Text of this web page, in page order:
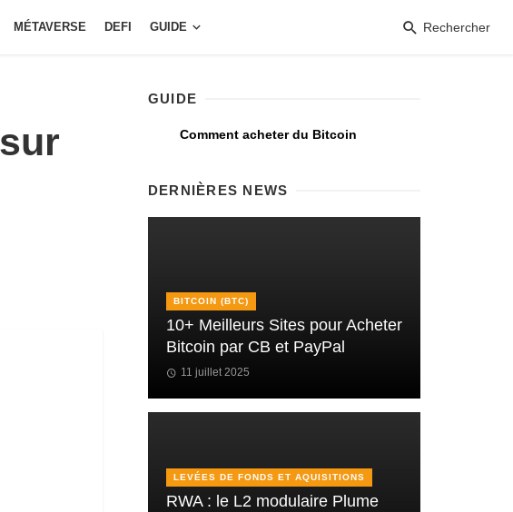
MÉTAVERSE DEFI GUIDE Rechercher
GUIDE
Comment acheter du Bitcoin
DERNIÈRES NEWS
BITCOIN (BTC)
10+ Meilleurs Sites pour Acheter
Bitcoin par CB et PayPal
11 juillet 2025
LEVÉES DE FONDS ET AQUISITIONS
RWA : le L2 modulaire Plume